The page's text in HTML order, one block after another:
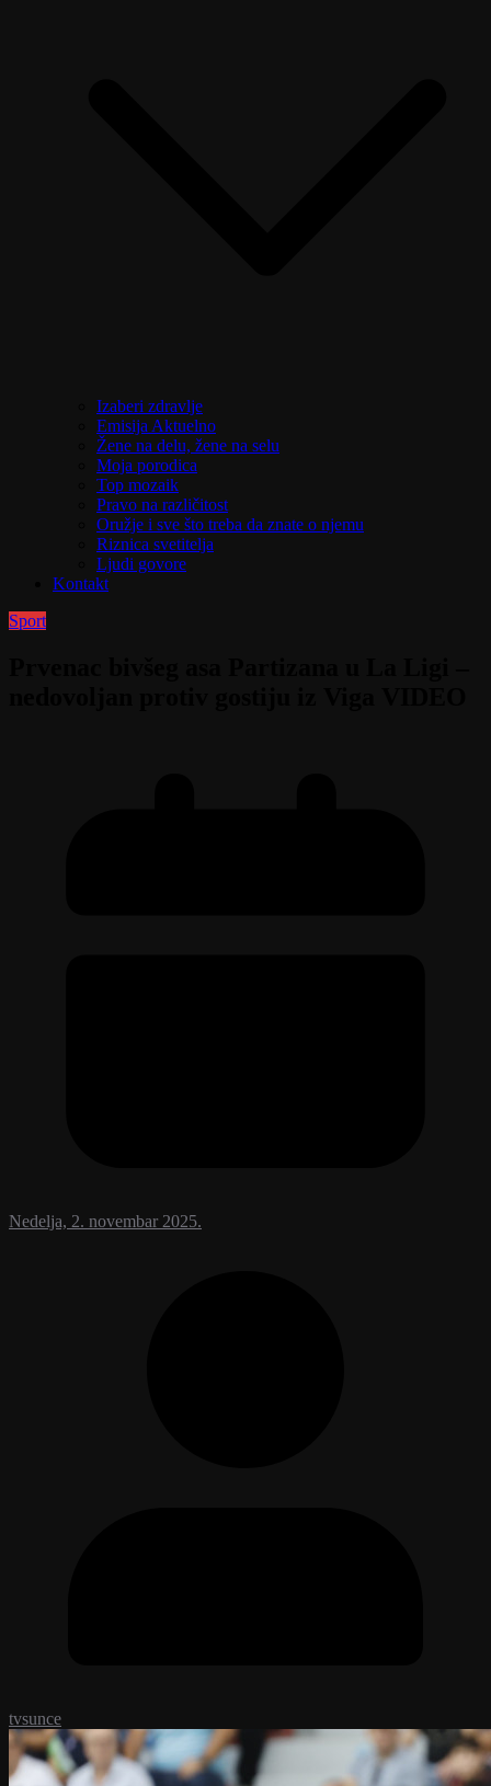
Izaberi zdravlje
Emisija Aktuelno
Žene na delu, žene na selu
Moja porodica
Top mozaik
Pravo na različitost
Oružje i sve što treba da znate o njemu
Riznica svetitelja
Ljudi govore
Kontakt
Sport
Nedelja, 2. novembar 2025.
tvsunce